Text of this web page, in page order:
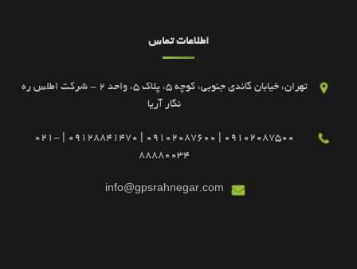
اطلاعات تماس
تهران، خیابان گاندی جنوبی، کوچه 5، پلاک 5، واحد 2 - شرکت اطلس ره
نگار آریا
09102087500 | 09102087600 | 09128841470 | 021-
88880034
info@gpsrahnegar.com